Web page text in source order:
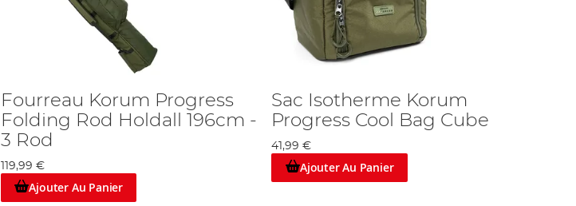
Fourreau Korum Progress
Folding Rod Holdall 196cm -
3 Rod
119,99 €
Ajouter Au Panier
Sac Isotherme Korum
Progress Cool Bag Cube
41,99 €
Ajouter Au Panier